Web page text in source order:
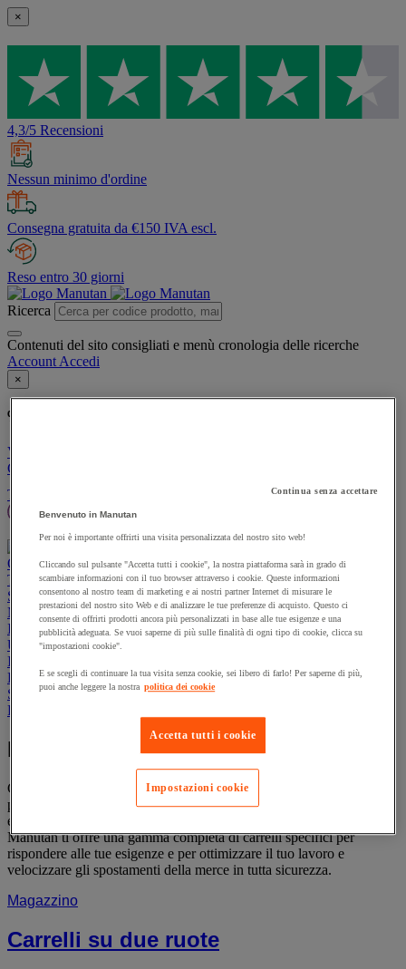
×
4,3/5 Recensioni
Nessun minimo d'ordine
Consegna gratuita da €150 IVA escl.
Reso entro 30 giorni
Ricerca
Contenuti del sito consigliati e menù cronologia delle ricerche
Account Accedi
×
% nuovo/i prodotto/i:
Vai al carrello
Continua
Tutti i prodotti
Prodotti sostenibili
Manutan Expert
Traccia il tuo ordine
Ordine rapido Contatti
Offerte Prodotti sostenibili
Manutan Expert
Traccia il tuo ordine
Ordine rapido
Contatti
Sicurezza e salute
Magazzino
Igiene
Ufficio e smart working
Imballaggio e contenitori
Forniture industriali e utensili
Spazi esterni
Ristorazione
Ricerca: Carrelli
Carrelli professionali, specifici per ogni esigenza e ambiente d’uso:
produzione, retail, trasporto e molto altro! Materiali di alta qualità,
ergonomia, prodotti su misura
Manutan ti offre una gamma completa di carrelli specifici per
rispondere alle tue esigenze e per ottimizzare il tuo lavoro e
velocizzare gli spostamenti della merce in tutta sicurezza.
Magazzino
Carrelli su due ruote
Continua senza accettare
Benvenuto in Manutan
Per noi è importante offrirti una visita personalizzata del nostro sito web!
Cliccando sul pulsante "Accetta tutti i cookie", la nostra piattaforma sarà in grado di
scambiare informazioni con il tuo browser attraverso i cookie. Queste informazioni
consentono al nostro team di marketing e ai nostri partner Internet di misurare le
prestazioni del nostro sito Web e di analizzare le tue preferenze di acquisto. Questo ci
consente di offrirti prodotti ancora più personalizzati in base alle tue esigenze e una
pubblicità adeguata. Se vuoi saperne di più sulle finalità di ogni tipo di cookie, clicca su
"impostazioni cookie".
E se scegli di continuare la tua visita senza cookie, sei libero di farlo! Per saperne di più,
puoi anche leggere la nostra politica dei cookie
Accetta tutti i cookie
Impostazioni cookie